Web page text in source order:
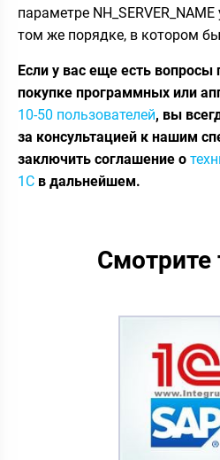
параметре
том же порядке, в котором
Если у вас еще есть вопросы
покупке программных или
10-50 пользователей, вы
за консультацией к нашим
заключить соглашение о
1С в дальнейшем.
Смотрите